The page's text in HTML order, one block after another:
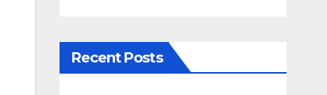
Recent Posts